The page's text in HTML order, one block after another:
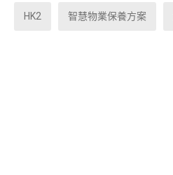
HK2 智慧物業保養方案